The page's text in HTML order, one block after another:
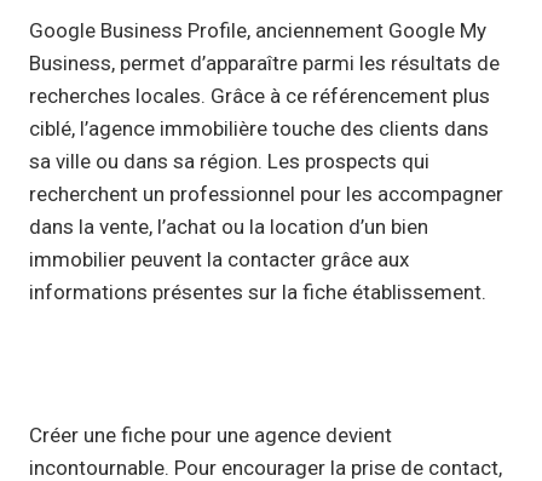
Google Business Profile, anciennement Google My
Business, permet d’apparaître parmi les résultats de
recherches locales. Grâce à ce référencement plus
ciblé, l’agence immobilière touche des clients dans
sa ville ou dans sa région. Les prospects qui
recherchent un professionnel pour les accompagner
dans la vente, l’achat ou la location d’un bien
immobilier peuvent la contacter grâce aux
informations présentes sur la fiche établissement.
Créer une fiche pour une agence devient
incontournable. Pour encourager la prise de contact,